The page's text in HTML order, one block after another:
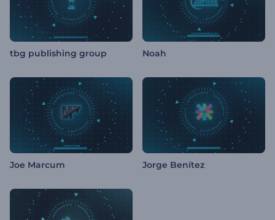
tbg publishing group Noah
Joe Marcum Jorge Benítez